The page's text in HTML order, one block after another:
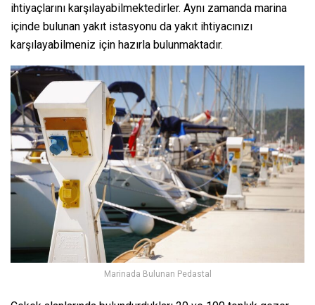
ihtiyaçlarını karşılayabilmektedirler. Aynı zamanda marina
içinde bulunan yakıt istasyonu da yakıt ihtiyacınızı
karşılayabilmeniz için hazırla bulunmaktadır.
Marinada Bulunan Pedastal